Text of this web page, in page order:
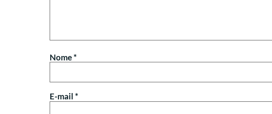
Nome*
E-mail*